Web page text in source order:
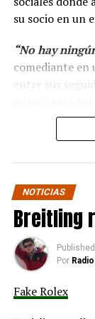
su socio en un
“No hay
comediante en
entre sus
en el tiempo.
y no
de
para
tanto
NOTICIAS
Breitling
Published
Por
Fake Rolex